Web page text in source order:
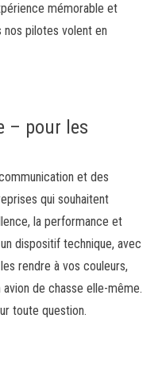
mémorable et
nos pilotes volent en
– pour les
et des
qui souhaitent
la performance et
dispositif technique, avec
rendre à vos couleurs,
de chasse elle-même.
toute question.